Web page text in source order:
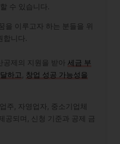
수 있습니다.
을 이루고자 하는 분들을 위
합니다.
공제의 지원을 받아 세금 부
하고 창업 성공 가능성을
주, 자영업자, 중소기업체
공되며, 신청 기준과 공제 금